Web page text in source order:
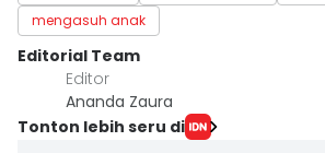
mengasuh anak
Editorial Team
Editor
Ananda Zaura
Tonton lebih seru di